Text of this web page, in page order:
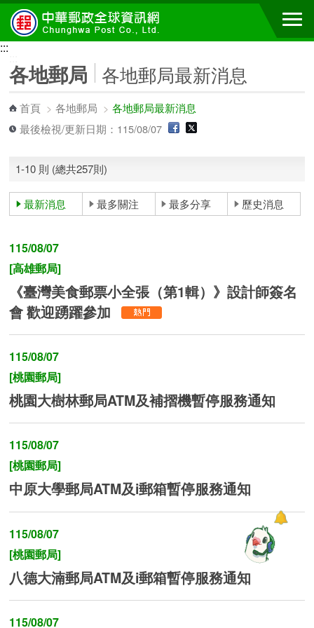
跳到主要內容區塊
:::
各地郵局 各地郵局最新消息
首頁 >各地郵局 >各地郵局最新消息
最後檢視/更新日期：115/08/07
1-10 則 (總共257則)
最新消息 最多關注 最多分享 歷史消息
115/08/07
[高雄郵局]
《臺灣美食郵票小全張（第1輯）》設計師簽名
會 歡迎踴躍參加
115/08/07
[桃園郵局]
桃園大樹林郵局ATM及補摺機暫停服務通知
115/08/07
[桃園郵局]
中原大學郵局ATM及i郵箱暫停服務通知
115/08/07
[桃園郵局]
八德大湳郵局ATM及i郵箱暫停服務通知
115/08/07